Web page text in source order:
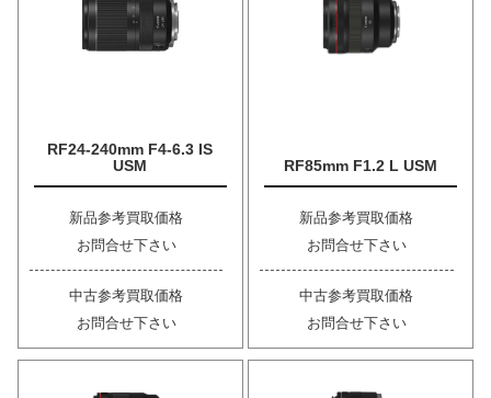
RF24-240mm F4-6.3 IS
USM
新品参考買取価格
お問合せ下さい
中古参考買取価格
お問合せ下さい
RF85mm F1.2 L USM
新品参考買取価格
お問合せ下さい
中古参考買取価格
お問合せ下さい